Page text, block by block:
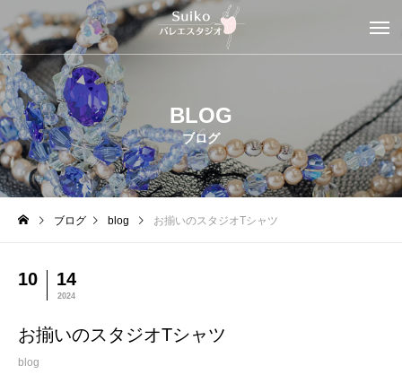
BLOG
ブログ
ブログ blog お揃いのスタジオTシャツ
10 14
2024
お揃いのスタジオTシャツ
blog